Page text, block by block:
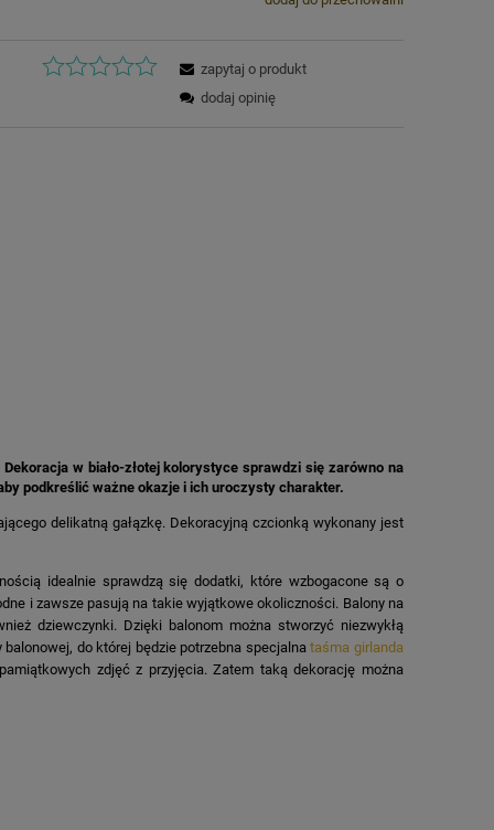
zapytaj o produkt
dodaj opinię
w biało-złotej kolorystyce sprawdzi się zarówno na
podkreślić ważne okazje i ich uroczysty charakter.
delikatną gałązkę. Dekoracyjną czcionką wykonany jest
idealnie sprawdzą się dodatki, które wzbogacone są o
i zawsze pasują na takie wyjątkowe okoliczności. Balony na
dziewczynki. Dzięki balonom można stworzyć niezwykłą
do której będzie potrzebna specjalnataśma girlanda
zdjęć z przyjęcia. Zatem taką dekorację można